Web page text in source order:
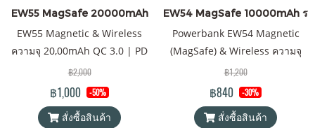
EW55 MagSafe 20000mAh
EW55 Magnetic & Wireless
ความจุ 20,00mAh QC 3.0 | PD
20W แบตเตอรี่สำรองไร้สายระบบ
แม่เหล็ก พาวเวอร์แบงค์ &
Wireless Charger Orsen by
Eloop ของแท้ 100% ได้รับ
฿2,000
฿1,000 -50%
สั่งซื้อสินค้า
EW54 MagSafe 10000mAh ร
Powerbank EW54 Magnetic
(MagSafe) & Wireless ความจุ
10000mAh QC 3.0 | PD 20W
แบตสำรอง ไร้สาย Battery Pack
PowerBank (พาวเวอร์แบงค์)
Wireless Charger Orsen by
฿1,200
฿840 -30%
สั่งซื้อสินค้า